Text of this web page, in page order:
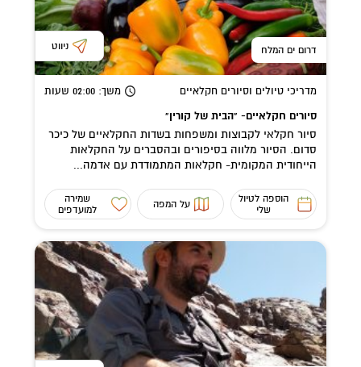
דרום ים המלח ניווט
מדריכי טיולים וסיורים חקלאיים משך: 02:00 שעות
סיורים חקלאיים- "הבית של קורין"
סיור חקלאי לקבוצות ומשפחות בשדות החקלאיים של כיכר
סדום. הסיור מלווה בסיפורים ובהסברים על החקלאות
הייחודית המקומית- חקלאות המתמודדת עם אדמה...
הוספה לטיול
שלי
על המפה
שמירה
למועדפים